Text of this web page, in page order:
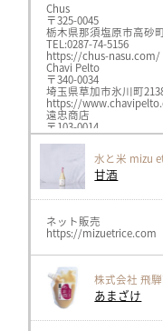
Chus
〒325-0045
栃木県那須塩原市高砂
TEL:0287-74-5156
https://chus-nasu.com/
Chavi Pelto
〒340-0034
埼玉県草加市氷川町
https://
遠忠商店
〒103-0014
東京都中央区日本橋蛎
TEL:03-3666-3012
https://enchu-
GAIA お茶の水店
〒101-0062
東京都千代田区神田駿
〒151-0066
東京都渋谷区西原3-23-6
だし尾粂 麻布台ヒルズ
〒106-0041
東京都港区麻布台1-2-4
発酵デパートメント
〒155-0033
東京都世田谷区代田2-
水と米 mizu
甘酒
ネット販売
https://mizuetrice.com
株式会社 飛
あまざけ